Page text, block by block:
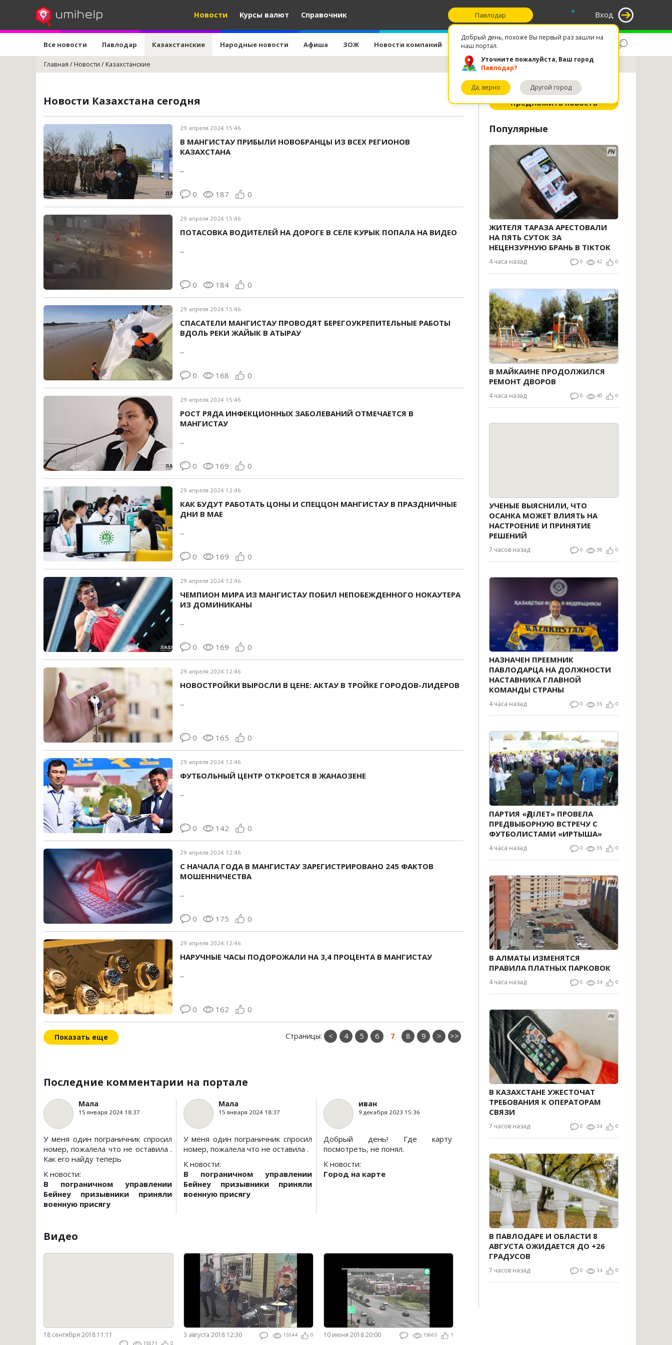
Новости Курсы валют Справочник Вход
°
Павлодар
Добрый день, похоже Вы первый раз зашли на
наш портал.
Уточните пожалуйста, Ваш город
Павлодар?
Да, верно Другой город
Все новости Павлодар Казахстанские Народные новости Афиша ЗОЖ Новости компаний Избранное
Главная /Новости /Казахстанские
Предложить новость
Популярные
ЖИТЕЛЯ ТАРАЗА АРЕСТОВАЛИ
НА ПЯТЬ СУТОК ЗА
НЕЦЕНЗУРНУЮ БРАНЬ В TIKTOK
4 часа назад 0 42 0
В МАЙКАИНЕ ПРОДОЛЖИЛСЯ
РЕМОНТ ДВОРОВ
4 часа назад 0 40 0
УЧЕНЫЕ ВЫЯСНИЛИ, ЧТО
ОСАНКА МОЖЕТ ВЛИЯТЬ НА
НАСТРОЕНИЕ И ПРИНЯТИЕ
РЕШЕНИЙ
7 часов назад 0 38 0
НАЗНАЧЕН ПРЕЕМНИК
ПАВЛОДАРЦА НА ДОЛЖНОСТИ
НАСТАВНИКА ГЛАВНОЙ
КОМАНДЫ СТРАНЫ
4 часа назад 0 35 0
ПАРТИЯ «ӘДІЛЕТ» ПРОВЕЛА
ПРЕДВЫБОРНУЮ ВСТРЕЧУ С
ФУТБОЛИСТАМИ «ИРТЫША»
4 часа назад 0 35 0
В АЛМАТЫ ИЗМЕНЯТСЯ
ПРАВИЛА ПЛАТНЫХ ПАРКОВОК
4 часа назад 0 34 0
В КАЗАХСТАНЕ УЖЕСТОЧАТ
ТРЕБОВАНИЯ К ОПЕРАТОРАМ
СВЯЗИ
7 часов назад 0 34 0
В ПАВЛОДАРЕ И ОБЛАСТИ 8
АВГУСТА ОЖИДАЕТСЯ ДО +26
ГРАДУСОВ
7 часов назад 0 34 0
Новости Казахстана сегодня
29 апреля 2024 15:46
В МАНГИСТАУ ПРИБЫЛИ НОВОБРАНЦЫ ИЗ ВСЕХ РЕГИОНОВ
КАЗАХСТАНА
...
0 187 0
29 апреля 2024 15:46
ПОТАСОВКА ВОДИТЕЛЕЙ НА ДОРОГЕ В СЕЛЕ КУРЫК ПОПАЛА НА ВИДЕО
...
0 184 0
29 апреля 2024 15:46
СПАСАТЕЛИ МАНГИСТАУ ПРОВОДЯТ БЕРЕГОУКРЕПИТЕЛЬНЫЕ РАБОТЫ
ВДОЛЬ РЕКИ ЖАЙЫК В АТЫРАУ
...
0 168 0
29 апреля 2024 15:46
РОСТ РЯДА ИНФЕКЦИОННЫХ ЗАБОЛЕВАНИЙ ОТМЕЧАЕТСЯ В
МАНГИСТАУ
...
0 169 0
29 апреля 2024 12:46
КАК БУДУТ РАБОТАТЬ ЦОНЫ И СПЕЦЦОН МАНГИСТАУ В ПРАЗДНИЧНЫЕ
ДНИ В МАЕ
...
0 169 0
29 апреля 2024 12:46
ЧЕМПИОН МИРА ИЗ МАНГИСТАУ ПОБИЛ НЕПОБЕЖДЕННОГО НОКАУТЕРА
ИЗ ДОМИНИКАНЫ
...
0 169 0
29 апреля 2024 12:46
НОВОСТРОЙКИ ВЫРОСЛИ В ЦЕНЕ: АКТАУ В ТРОЙКЕ ГОРОДОВ-ЛИДЕРОВ
...
0 165 0
29 апреля 2024 12:46
ФУТБОЛЬНЫЙ ЦЕНТР ОТКРОЕТСЯ В ЖАНАОЗЕНЕ
...
0 142 0
29 апреля 2024 12:46
С НАЧАЛА ГОДА В МАНГИСТАУ ЗАРЕГИСТРИРОВАНО 245 ФАКТОВ
МОШЕННИЧЕСТВА
...
0 175 0
29 апреля 2024 12:46
НАРУЧНЫЕ ЧАСЫ ПОДОРОЖАЛИ НА 3,4 ПРОЦЕНТА В МАНГИСТАУ
...
0 162 0
Страницы: < 4 5 6 7 8 9 > >>
Показать еще
Последние комментарии на портале
Мала
15 января 2024 18:37
У меня один пограничник спросил
номер, пожалела что не оставила .
Как его найду теперь
К новости:
В пограничном управлении
Бейнеу призывники приняли
военную присягу
Мала
15 января 2024 18:37
У меня один пограничник спросил
номер, пожалела что не оставила .
К новости:
В пограничном управлении
Бейнеу призывники приняли
военную присягу
иван
9 декабря 2023 15:36
Добрый день! Где карту
посмотреть, не понял.
К новости:
Город на карте
Видео
18 сентября 2018 11:11
15571 0
3 августа 2018 12:30 15544 0 10 июня 2018 20:00 15665 1